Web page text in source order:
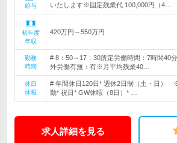
給与
いたします※固定残業代 100,000円（4…
初年度
年収
420万円～550万円
勤務
時間
# 8：50～17：30所定労働時間：7時間40
外労働有無：有※月平均残業40…
休日
休暇
# 年間休日120日* 週休2日制（土・日）
勤* 祝日* GW休暇（8日）* …
求人詳細を見る